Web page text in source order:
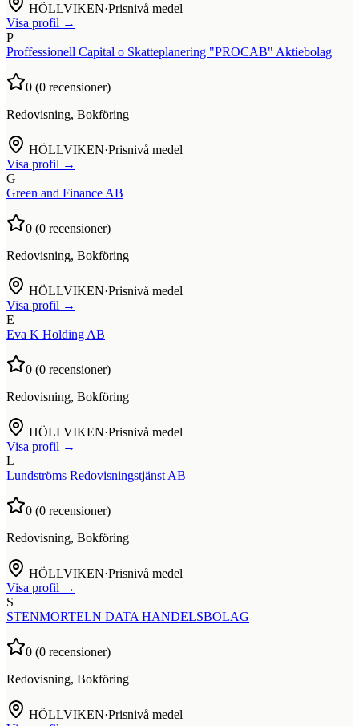
HÖLLVIKEN·Prisnivå medel
Visa profil →
P
Proffessionell Capital o Skatteplanering "PROCAB" Aktiebolag
0 (0 recensioner)
Redovisning, Bokföring
HÖLLVIKEN·Prisnivå medel
Visa profil →
G
Green and Finance AB
0 (0 recensioner)
Redovisning, Bokföring
HÖLLVIKEN·Prisnivå medel
Visa profil →
E
Eva K Holding AB
0 (0 recensioner)
Redovisning, Bokföring
HÖLLVIKEN·Prisnivå medel
Visa profil →
L
Lundströms Redovisningstjänst AB
0 (0 recensioner)
Redovisning, Bokföring
HÖLLVIKEN·Prisnivå medel
Visa profil →
S
STENMORTELN DATA HANDELSBOLAG
0 (0 recensioner)
Redovisning, Bokföring
HÖLLVIKEN·Prisnivå medel